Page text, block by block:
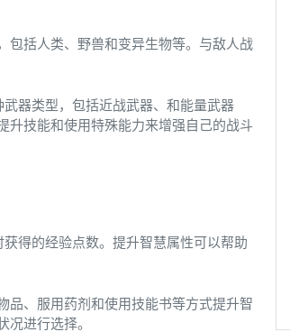
包括人类、野兽和变异生物等。与敌人战
器类型，包括近战武器、和能量武器
升技能和使用特殊能力来增强自己的战斗
得的经验点数。提升智慧属性可以帮助
品、服用药剂和使用技能书等方式提升智
进行选择。